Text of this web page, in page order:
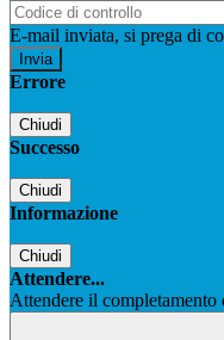
E-mail inviata, si prega di
Errore
Chiudi
Successo
Chiudi
Informazione
Chiudi
Attendere...
Attendere il completamento